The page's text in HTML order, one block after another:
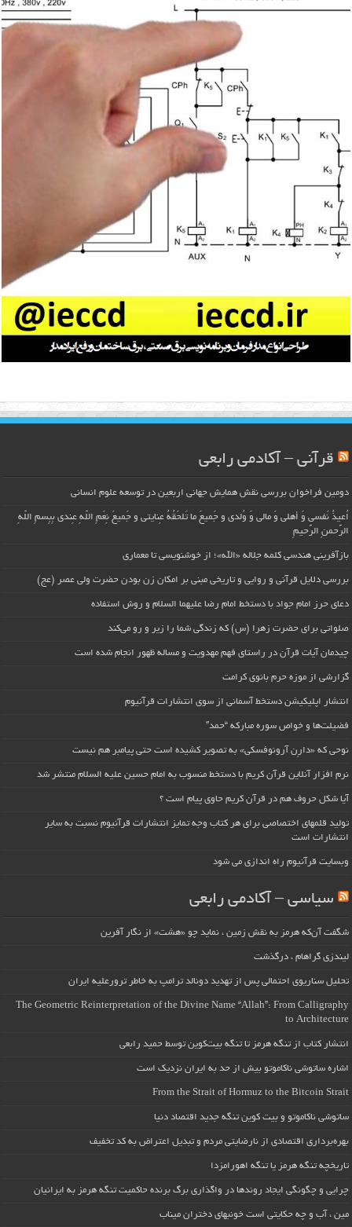
قرآنی – آکادمی رابعی
دومین فراخوان بررسی نقش همایش جهانی اربعین در توسعه علوم انسانی
اُعیذُ نَفسی وَ أهلی وَ مالی وَ وُلدی و جَمیعَ ما تَلحَقُهُ عِنایتی و جَمیعَ نِعَمِ اللّهِ عِندی بِبِسمِ اللّهِ
الرَّحمنِ الرَّحیمِ
بازآفرینی هندسی کلمه جلاله «الله»؛ از خوشنویسی تا معماری
بررسی دلایل قرآنی و روایی و تاریخی مبنی بر امکان زن بودن حضرت ولی عصر (عج)
دعای حرز امام جواد با دستخط امام رضا علیهما السلام و روش استفاده
صلواتی برای حضرت زهرا (س) که زندگی شما را زیر و رو می‌کند
چیدمان آیات قرآن در راستای فهم مهدویت و مساله ظهور انجام شده است
گزارشی از موزه حرم بانوی کرامت
انتشار اپلیکیشن دستخط آسمانی از سوی انتشارات قرآنیوم
فضیلت‌ها و خواص سوره مبارکه “حمد”
نوحی که «دارِن آرونوفسکی» به تصویر کشیده است حتی پیامبر هم نیست
نرم افزار آنلاین قرآن کریم با دستخط منسوب به امام حسین علیه السلام منتشر شد
آیا شکل حروف هم در قرآن کریم حاوی پیام است ؟
تولید قلمهای اختصاصی برای هر کتاب وجه تمایز انتشارات قرآنیوم نسبت به سایر
انتشارات است
وبسایت قرآنیوم راه اندازی می شود
سیاسی – آکادمی رابعی
شگفت آن‌که هرمز به نقش زمین ، نماید چو «هشت» از نگار آفرین
لیندزی گراهام ، درگذشت
تحلیل سناریوی احتمالی پس از تهدید دونالد ترامپ به خاطر ترورعلیه ایران
The Geometric Reinterpretation of the Divine Name “Allah”: From Calligraphy
to Architecture
انتشار کتاب از تنگه هرمز تا تنگه بیت‌کوین توسط حمید رابعی
اشاره ساتوشی ناکاموتو بیش از حد به ایران نزدیک است
From the Strait of Hormuz to the Bitcoin Strait
ساتوشی ناکاموتو و بیت کوین تنگه جدید اقتصاد دنیا
بهره‌برداری اقتصادی از نارضایتی مردم و تبدیل اعتراض به کد تخفیف
تاریخچه تنگه هرمز یا تنگه اهورامزدا
چرایی و چگونگی ایجاد روندها در واگذاری برگ برنده حاکمیت تنگه هرمز به ایرانیان
مین ، آب و چه حکایتی است خونبهای دختران میناب